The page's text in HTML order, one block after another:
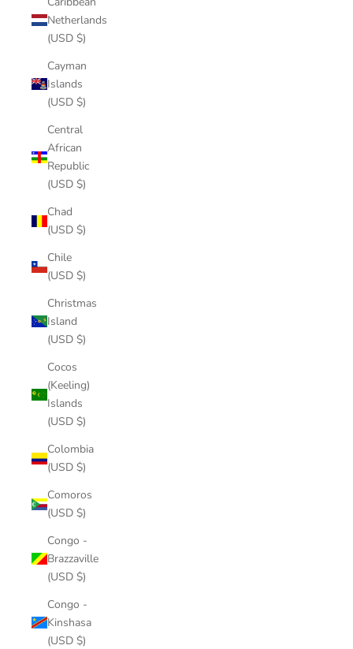
Netherlands
(USD $)
Cayman
Islands
(USD $)
Central
African
Republic
(USD $)
Chad
(USD $)
Chile
(USD $)
Christmas
Island
(USD $)
Cocos
(Keeling)
Islands
(USD $)
Colombia
(USD $)
Comoros
(USD $)
Congo -
Brazzaville
(USD $)
Congo -
Kinshasa
(USD $)